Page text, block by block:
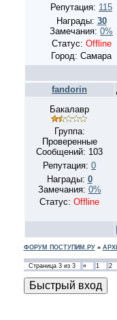
Репутация: 115
Награды: 30
Замечания: 0%
Статус: Offline
Город: Самара
fandorin
Бакалавр
Группа:
Проверенные
Сообщений: 103
Репутация: 0
Награды: 0
Замечания: 0%
Статус: Offline
ФОРУМ ПОСТУПИМ.РУ»
Страница 3из 3 « 1 2